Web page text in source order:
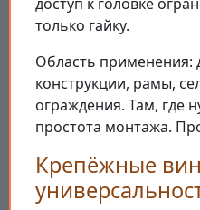
только гайку.
Область применения:
конструкции, рамы,
ограждения. Там, где
простота монтажа.
Крепёжные